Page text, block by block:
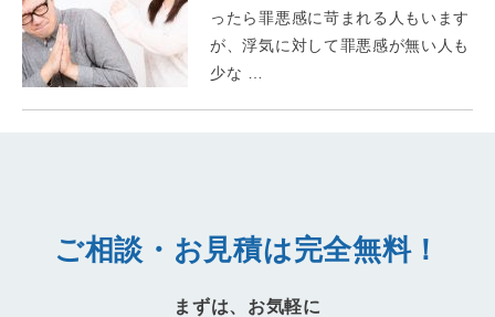
ったら罪悪感に苛まれる人もいます
が、浮気に対して罪悪感が無い人も
少な …
ご相談・お見積は完全無料！
まずは、お気軽に